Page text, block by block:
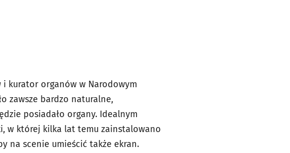
i kurator organów w Narodowym
zawsze bardzo naturalne,
posiadało organy. Idealnym
w której kilka lat temu zainstalowano
na scenie umieścić także ekran.